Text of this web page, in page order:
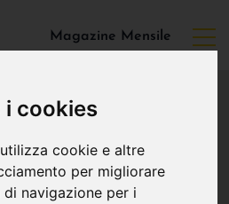
i cookies
cookie e altre
per migliorare
navigazione per i
Magazine Mensile